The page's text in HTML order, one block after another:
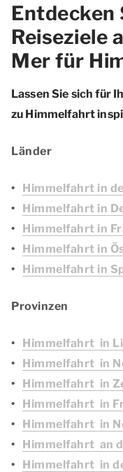
Entdecken
Reiseziele
Mer für
Lassen Sie sich für
zu Himmelfahrt
Länder
Himmelfahrt in
Himmelfahrt in
Himmelfahrt in
Himmelfahrt in
Himmelfahrt in
Provinzen
Himmelfahrt in
Himmelfahrt in
Himmelfahrt in
Himmelfahrt in
Himmelfahrt in
Himmelfahrt an
Himmelfahrt in